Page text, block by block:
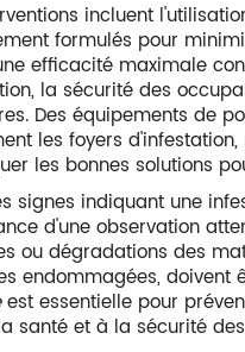
incluent
formulés pour
efficacité maximale
la sécurité des
Des équipements de
les foyers
les bonnes solutions
signes indiquant une
d'une observation
ou dégradations des
endommagées, doivent
est essentielle pour
santé et à la sécurité